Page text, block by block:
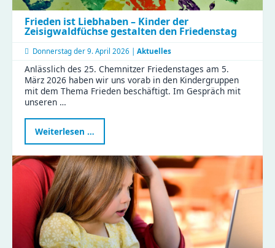
Frieden ist Liebhaben – Kinder der
Zeisigwaldfüchse gestalten den Friedenstag
Donnerstag der 9. April 2026 | Aktuelles
Anlässlich des 25. Chemnitzer Friedenstages am 5.
März 2026 haben wir uns vorab in den Kindergruppen
mit dem Thema Frieden beschäftigt. Im Gespräch mit
unseren …
Weiterlesen …
ist
Liebhaben
–
Kinder
der
Zeisigwaldfüchse
gestalten
den
Friedenstag